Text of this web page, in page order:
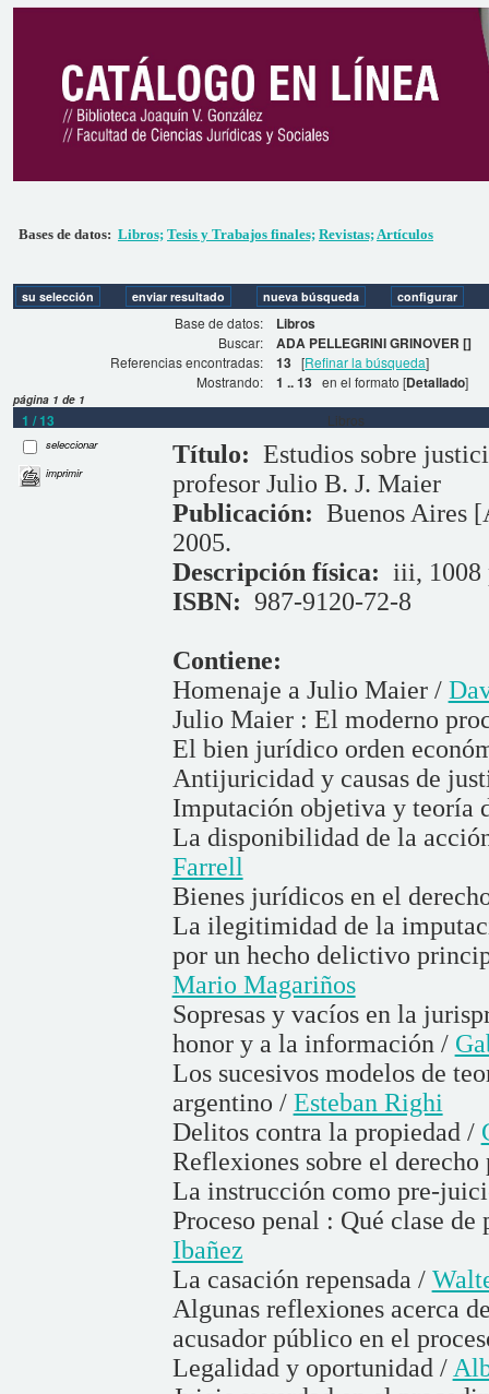
Bases de datos: Libros; Tesis y Trabajos finales; Revistas;Artículos
Base de datos: Libros
Buscar: ADA PELLEGRINI GRINOVER []
Referencias encontradas: 13 [Refinar la búsqueda]
Mostrando:
1 .. 13 en el formato [Detallado]
página 1 de 1
1 / 13 Libros
seleccionar
imprimir
Título: Estudios sobre
profesor Julio B. J. Maier
Publicación: Buenos Aires
2005.
Descripción física: iii, 1008
ISBN: 987-9120-72-8
Contiene:
Homenaje a Julio Maier /
Julio Maier : El moderno
El bien jurídico orden
Antijuricidad y causas de
Imputación objetiva y teoría
La disponibilidad de la
Farrell
Bienes jurídicos en el
La ilegitimidad de la
por un hecho delictivo
Mario Magariños
Sopresas y vacíos en la
honor y a la información /
Los sucesivos modelos de
argentino / Esteban Righi
Delitos contra la propiedad /
Reflexiones sobre el
La instrucción como pre-
Proceso penal : Qué clase
Ibañez
La casación repensada /
Algunas reflexiones acerca
acusador público en el
Legalidad y oportunidad /